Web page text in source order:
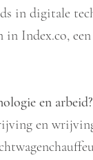
in digitale
Index.co, een
en arbeid?
en